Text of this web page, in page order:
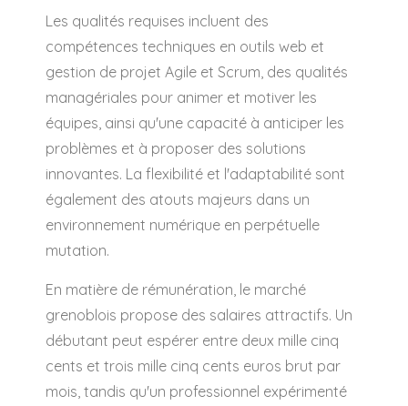
Les qualités requises incluent des
compétences techniques en outils web et
gestion de projet Agile et Scrum, des qualités
managériales pour animer et motiver les
équipes, ainsi qu'une capacité à anticiper les
problèmes et à proposer des solutions
innovantes. La flexibilité et l'adaptabilité sont
également des atouts majeurs dans un
environnement numérique en perpétuelle
mutation.
En matière de rémunération, le marché
grenoblois propose des salaires attractifs. Un
débutant peut espérer entre deux mille cinq
cents et trois mille cinq cents euros brut par
mois, tandis qu'un professionnel expérimenté